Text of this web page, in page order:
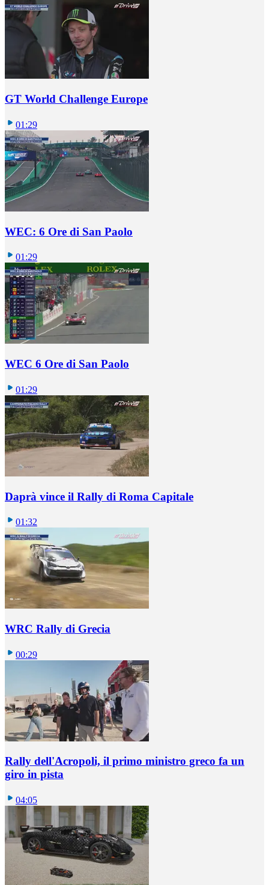
GT World Challenge Europe
01:29
WEC: 6 Ore di San Paolo
01:29
WEC 6 Ore di San Paolo
01:29
Daprà vince il Rally di Roma Capitale
01:32
WRC Rally di Grecia
00:29
Rally dell'Acropoli, il primo ministro greco fa un
giro in pista
04:05